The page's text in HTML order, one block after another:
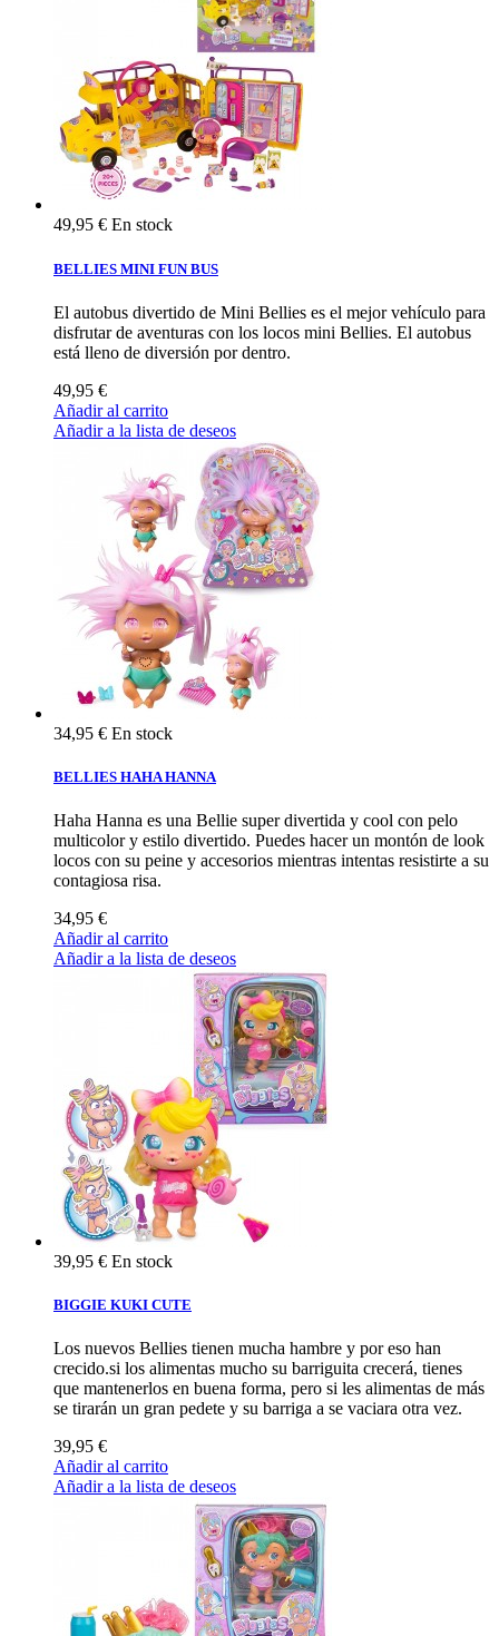
49,95 € En stock
BELLIES MINI FUN BUS
El autobus divertido de Mini Bellies es el mejor vehículo para
disfrutar de aventuras con los locos mini Bellies. El autobus
está lleno de diversión por dentro.
49,95 €
Añadir al carrito
Añadir a la lista de deseos
34,95 € En stock
BELLIES HAHA HANNA
Haha Hanna es una Bellie super divertida y cool con pelo
multicolor y estilo divertido. Puedes hacer un montón de look
locos con su peine y accesorios mientras intentas resistirte a su
contagiosa risa.
34,95 €
Añadir al carrito
Añadir a la lista de deseos
39,95 € En stock
BIGGIE KUKI CUTE
Los nuevos Bellies tienen mucha hambre y por eso han
crecido.si los alimentas mucho su barriguita crecerá, tienes
que mantenerlos en buena forma, pero si les alimentas de más
se tirarán un gran pedete y su barriga a se vaciara otra vez.
39,95 €
Añadir al carrito
Añadir a la lista de deseos